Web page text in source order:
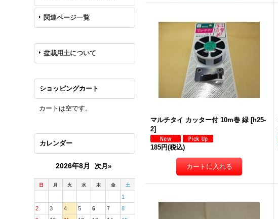
関連ページ一覧
盆栽用土について
ショッピングカート
カートは空です。
カレンダー
2026年8月 次月»
日 月 火 水 木 金 土
1
2
3 4 5 6 7
8
マルチタイ カッター付 10m巻 緑 [h25-
2]
185円(税込)